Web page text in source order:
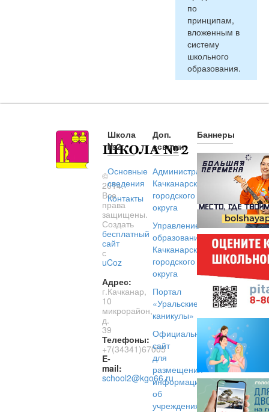
по
принципам,
вложенным в
систему
школьного
образования.
©
2014.
Все
права
защищены.
Создать
бесплатный
сайт
с
uCoz
Адрес:
г.Качканар,
10
микрорайон,
д.
39
Телефоны:
+7(34341)67005
E-
mail:
school2@kgo66.ru
Школа
№2
Основные
сведения
Контакты
Доп.
ссылки
Администрация
Качканарского
городского
округа
Управление
образованием
Качканарского
городского
округа
Портал
«Уральские
каникулы»
Официальный
сайт
для
размещения
информации
об
учреждениях
Баннеры